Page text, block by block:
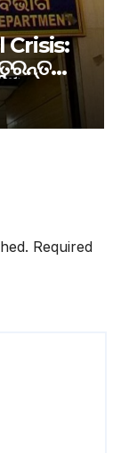
Crisis:
Required